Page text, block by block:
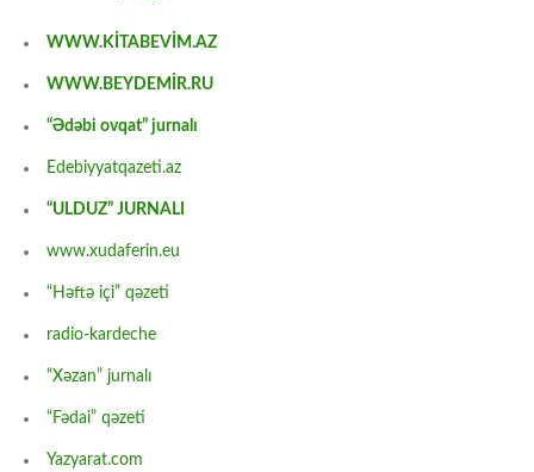
WWW.KİTABEVİM.AZ
WWW.BEYDEMİR.RU
“Ədəbi ovqat” jurnalı
Edebiyyatqazeti.az
“ULDUZ” JURNALI
www.xudaferin.eu
“Həftə içi” qəzeti
radio-kardeche
“Xəzan” jurnalı
“Fədai” qəzeti
Yazyarat.com